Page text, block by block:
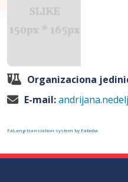
Organizaciona
E-mail:
FaLang translation system by Faboba